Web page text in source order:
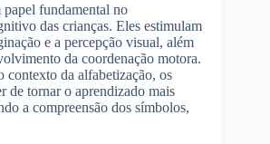
papel fundamental no
das crianças. Eles estimulam
e a percepção visual, além
da coordenação motora.
contexto da alfabetização, os
de tornar o aprendizado mais
a compreensão dos símbolos,